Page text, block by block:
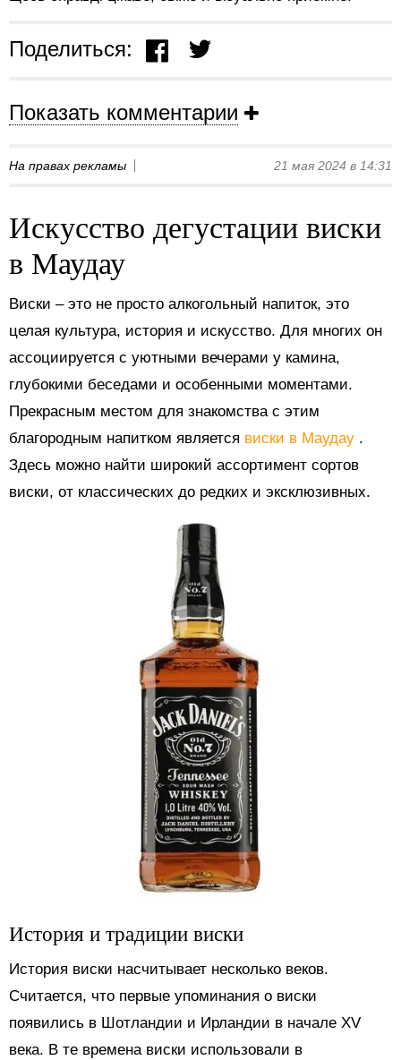
Поделиться:
Показать комментарии
На правах рекламы 21 мая 2024 в 14:31
Искусство дегустации виски
в Маудау
Виски – это не просто алкогольный напиток, это
целая культура, история и искусство. Для многих он
ассоциируется с уютными вечерами у камина,
глубокими беседами и особенными моментами.
Прекрасным местом для знакомства с этим
благородным напитком является виски в Маудау .
Здесь можно найти широкий ассортимент сортов
виски, от классических до редких и эксклюзивных.
История и традиции виски
История виски насчитывает несколько веков.
Считается, что первые упоминания о виски
появились в Шотландии и Ирландии в начале XV
века. В те времена виски использовали в